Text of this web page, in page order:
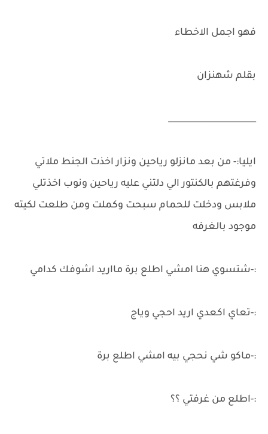
فهو اجمل الاخطاء
بقلم شهنزان
_____________________
ايليا:- من بعد مانزلو رياحين ونزار اخذت الجنط ملاتي
وفرغتهم بالكنتور الي دلتني عليه رياحين ونوب اخذتلي
ملابس ودخلت للحمام سبحت وكملت ومن طلعت لكيته
موجود بالغرفه
:-شتسوي هنا امشي اطلع برة مااريد اشوفك كدامي
:-تعاي اكعدي اريد احجي وياج
:-ماكو شي نحجي بيه امشي اطلع برة
:-اطلع من غرفتي ؟؟